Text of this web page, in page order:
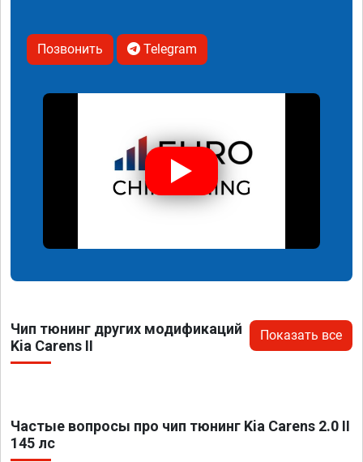
Позвонить Telegram
Чип тюнинг других модификаций
Kia Carens II
Показать все
Частые вопросы про чип тюнинг Kia Carens 2.0 II
145 лс